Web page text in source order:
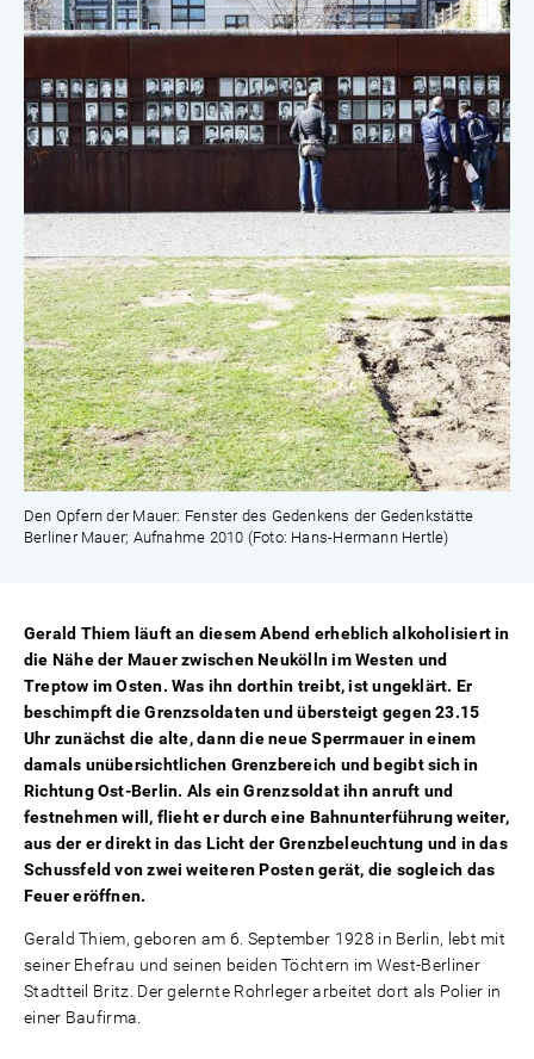
Den Opfern der Mauer: Fenster des Gedenkens der Gedenkstätte
Berliner Mauer; Aufnahme 2010 (Foto: Hans-Hermann Hertle)
Gerald Thiem läuft an diesem Abend erheblich alkoholisiert in
die Nähe der Mauer zwischen Neukölln im Westen und
Treptow im Osten. Was ihn dorthin treibt, ist ungeklärt. Er
beschimpft die Grenzsoldaten und übersteigt gegen 23.15
Uhr zunächst die alte, dann die neue Sperrmauer in einem
damals unübersichtlichen Grenzbereich und begibt sich in
Richtung Ost-Berlin. Als ein Grenzsoldat ihn anruft und
festnehmen will, flieht er durch eine Bahnunterführung weiter,
aus der er direkt in das Licht der Grenzbeleuchtung und in das
Schussfeld von zwei weiteren Posten gerät, die sogleich das
Feuer eröffnen.
Gerald Thiem, geboren am 6. September 1928 in Berlin, lebt mit
seiner Ehefrau und seinen beiden Töchtern im West-Berliner
Stadtteil Britz. Der gelernte Rohrleger arbeitet dort als Polier in
einer Baufirma.